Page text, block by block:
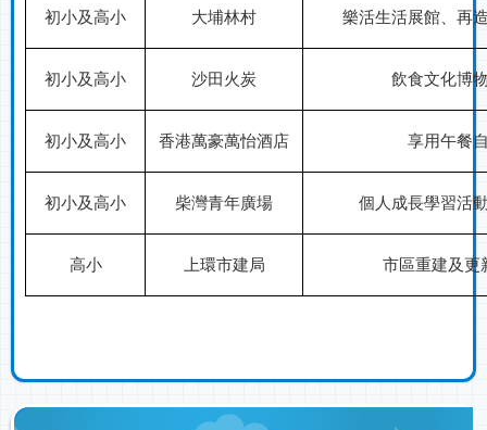
初小及高小 大埔林村 樂活生活展館、再
初小及高小 沙田火炭 飲食文化博
初小及高小 香港萬豪萬怡酒店 享用午餐
初小及高小 柴灣青年廣場 個人成長學習活
高小 上環市建局 市區重建及更